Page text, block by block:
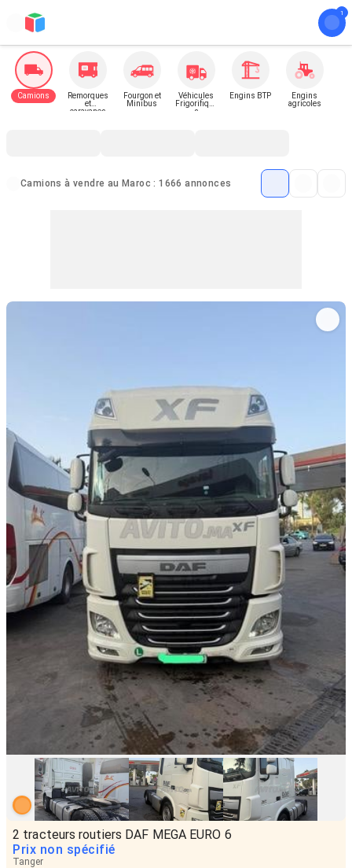
Camions
Remorques
et
caravanes
Fourgon et
Minibus
Véhicules
Frigorifique
s
Engins BTP
Engins
agricoles
Camions à vendre au Maroc : 1666 annonces
2 tracteurs routiers DAF MEGA EURO 6
Prix non spécifié
Tanger